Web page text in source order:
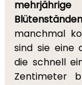
Blütenständen
manchmal
sind sie eine
die schnell
Zentimeter